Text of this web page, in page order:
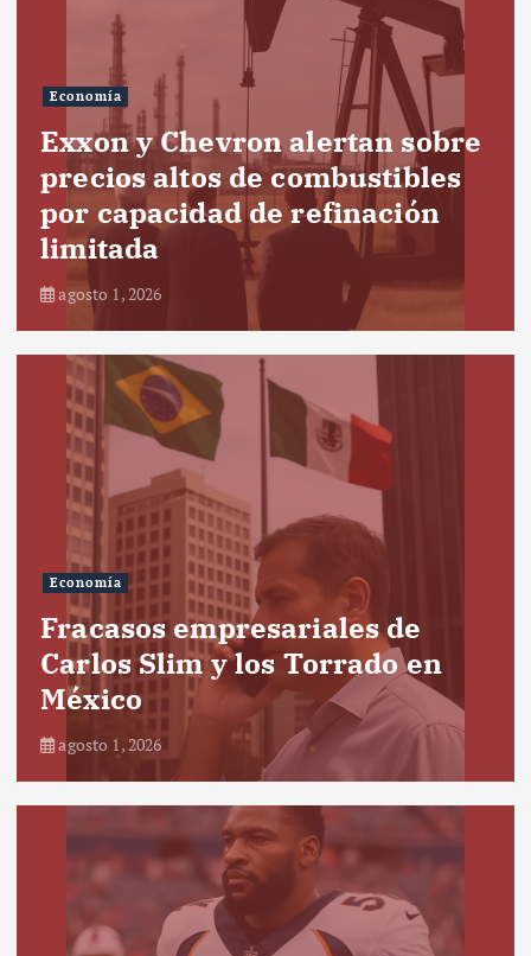
Economía
Exxon y Chevron alertan sobre
precios altos de combustibles
por capacidad de refinación
limitada
agosto 1, 2026
Economía
Fracasos empresariales de
Carlos Slim y los Torrado en
México
agosto 1, 2026